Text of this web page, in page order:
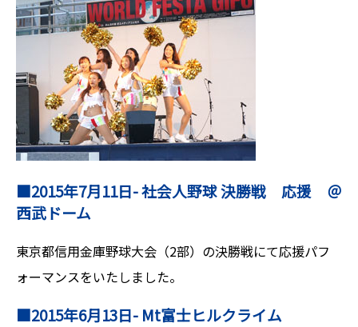
■2015年7月11日- 社会人野球 決勝戦 応援 ＠
西武ドーム
東京都信用金庫野球大会（2部）の決勝戦にて応援パフ
ォーマンスをいたしました。
■2015年6月13日- Mt富士ヒルクライム